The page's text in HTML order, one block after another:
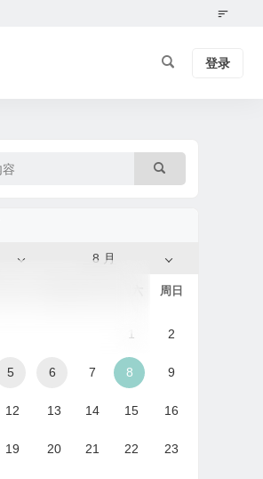
登录
8 月
周日
1 2
5 6 7 8 9
12 13 14 15 16
19 20 21 22 23